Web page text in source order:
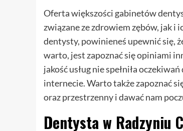
Oferta większości gabinetów
związane ze zdrowiem zębów, jak i
dentysty, powinieneś upewnić się,
warto, jest zapoznać się opiniami
jakość usług nie spełniła
internecie. Warto także zapoznać
oraz przestrzenny i dawać nam
Dentysta w Radzyniu